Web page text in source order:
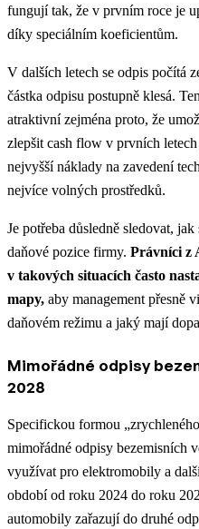
fungují tak, že v prvním roce je
díky speciálním koeficientům.
V dalších letech se odpis počítá
částka odpisu postupně klesá.
atraktivní zejména proto, že
zlepšit cash flow v prvních
nejvyšší náklady na zavedení
nejvíce volných prostředků.
Je potřeba důsledně sledovat,
daňové pozice firmy. Právníci z
v takových situacích často
mapy, aby management přesně
daňovém režimu a jaký mají
Mimořádné odpisy
2028
Specifickou formou
mimořádné odpisy bezemisních
využívat pro elektromobily a
období od roku 2024 do roku
automobily zařazují do druhé